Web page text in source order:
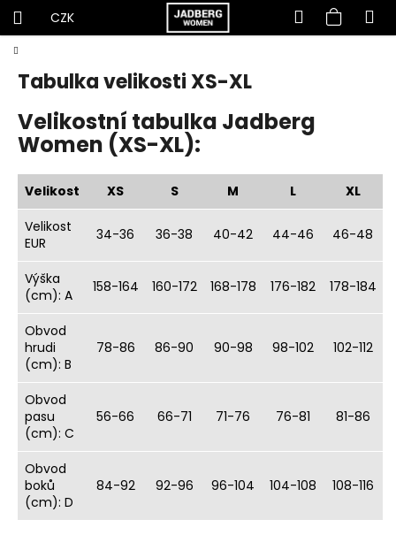
Přejít
na
obsah
CZK Hledat
Přihlášení
Tabulka velikosti XS-XL
Velikostní tabulka Jadberg
Women (XS-XL):
Velikost XS S M L
XL
Velikost
EUR
34-36 36-38 40-42 44-46 46-48
Výška
(cm): A
158-164 160-172 168-178 176-182 178-184
Obvod
hrudi
(cm): B
78-86 86-90 90-98 98-102 102-112
Obvod
pasu
(cm): C
56-66 66-71 71-76 76-81 81-86
Obvod
boků
(cm): D
84-92 92-96 96-104 104-108 108-116
K
o
p
o
t
ř
e
b
u
j
e
t
e
n
a
t
?